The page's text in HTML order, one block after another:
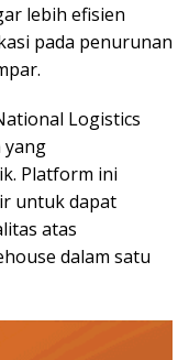
lebih efisien
pada penurunan
Logistics
yang
Platform ini
untuk dapat
atas
dalam satu